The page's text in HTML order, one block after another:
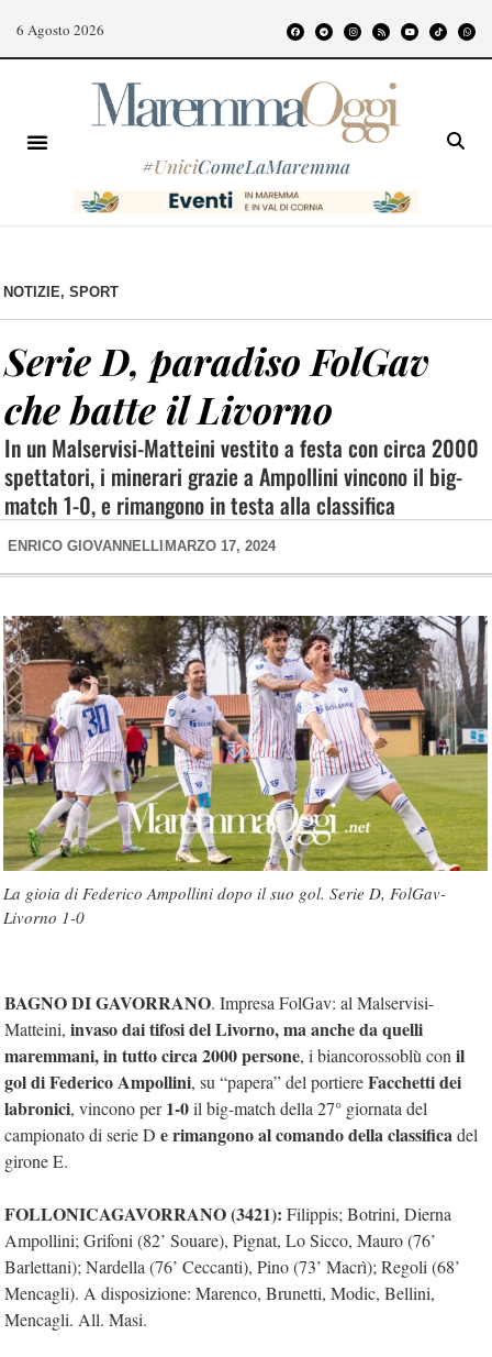
6 Agosto 2026
#UniciComeLaMaremma
NOTIZIE, SPORT
Serie D, paradiso FolGav
che batte il Livorno
In un Malservisi-Matteini vestito a festa con circa 2000
spettatori, i minerari grazie a Ampollini vincono il big-
match 1-0, e rimangono in testa alla classifica
ENRICO GIOVANNELLI MARZO 17, 2024
La gioia di Federico Ampollini dopo il suo gol. Serie D, FolGav-
Livorno 1-0
BAGNO DI GAVORRANO. Impresa FolGav: al Malservisi-
Matteini, invaso dai tifosi del Livorno, ma anche da quelli
maremmani, in tutto circa 2000 persone, i biancorossoblù con il
gol di Federico Ampollini, su “papera” del portiereFacchetti dei
labronici, vincono per1-0il big-match della 27° giornata del
campionato di serie D e rimangono al comando della classificadel
girone E.
FOLLONICAGAVORRANO (3421): Filippis; Botrini, Dierna
Ampollini; Grifoni (82’ Souare), Pignat, Lo Sicco, Mauro (76’
Barlettani); Nardella (76’ Ceccanti), Pino (73’ Macrì); Regoli (68’
Mencagli). A disposizione: Marenco, Brunetti, Modic, Bellini,
Mencagli. All. Masi.